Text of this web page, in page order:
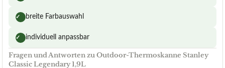
✓ breite Farbauswahl
✓ individuell anpassbar
Fragen und Antworten zu Outdoor-Thermoskanne Stanley
Classic Legendary 1,9L